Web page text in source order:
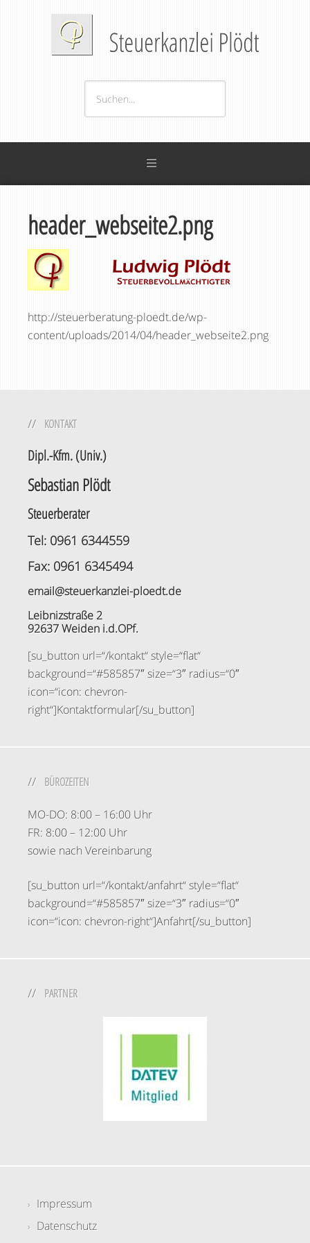
header_webseite2.png
http://steuerberatung-ploedt.de/wp-
content/uploads/2014/04/header_webseite2.png
KONTAKT
Dipl.-Kfm. (Univ.)
Sebastian Plödt
Steuerberater
Tel: 0961 6344559
Fax: 0961 6345494
email@steuerkanzlei-ploedt.de
Leibnizstraße 2
92637 Weiden i.d.OPf.
[su_button url=“/kontakt“ style=“flat“
background=“#585857″ size=“3″ radius=“0″
icon=“icon: chevron-
right“]Kontaktformular[/su_button]
BÜROZEITEN
MO-DO: 8:00 – 16:00 Uhr
FR: 8:00 – 12:00 Uhr
sowie nach Vereinbarung
[su_button url=“/kontakt/anfahrt“ style=“flat“
background=“#585857″ size=“3″ radius=“0″
icon=“icon: chevron-right“]Anfahrt[/su_button]
PARTNER
Impressum
Datenschutz